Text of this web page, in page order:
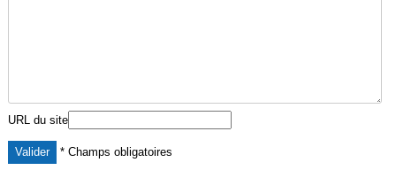
URL du site
* Champs obligatoires